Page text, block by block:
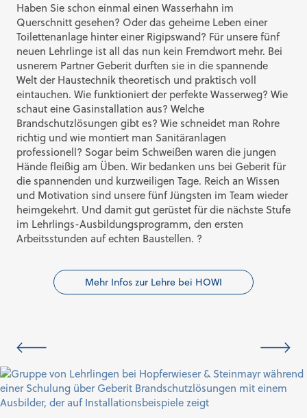
Haben Sie schon einmal einen Wasserhahn im
Querschnitt gesehen? Oder das geheime Leben einer
Toilettenanlage hinter einer Rigipswand? Für unsere fünf
neuen Lehrlinge ist all das nun kein Fremdwort mehr. Bei
usnerem Partner Geberit durften sie in die spannende
Welt der Haustechnik theoretisch und praktisch voll
eintauchen. Wie funktioniert der perfekte Wasserweg? Wie
schaut eine Gasinstallation aus? Welche
Brandschutzlösungen gibt es? Wie schneidet man Rohre
richtig und wie montiert man Sanitäranlagen
professionell? Sogar beim Schweißen waren die jungen
Hände fleißig am Üben. Wir bedanken uns bei Geberit für
die spannenden und kurzweiligen Tage. Reich an Wissen
und Motivation sind unsere fünf Jüngsten im Team wieder
heimgekehrt. Und damit gut gerüstet für die nächste Stufe
im Lehrlings-Ausbildungsprogramm, den ersten
Arbeitsstunden auf echten Baustellen. ?
Mehr Infos zur Lehre bei HOWI